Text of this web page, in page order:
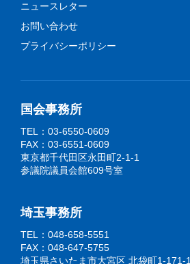
ニュースレター
お問い合わせ
プライバシーポリシー
国会事務所
TEL：03-6550-0609
FAX：03-6551-0609
東京都千代田区永田町2-1-1
参議院議員会館609号室
埼玉事務所
TEL：048-658-5551
FAX：048-647-5755
埼玉県さいたま市大宮区 北袋町1-171-1